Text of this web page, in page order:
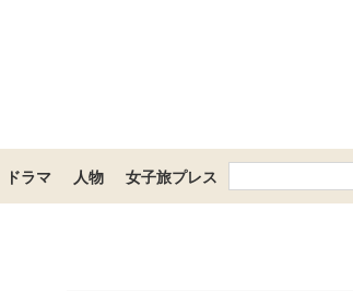
ドラマ 人物 女子旅プレス